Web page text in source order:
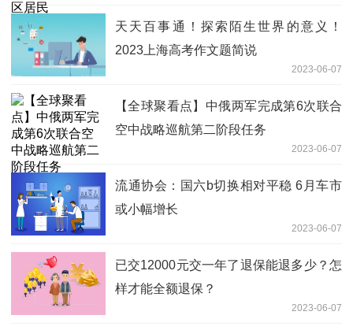
天天百事通！探索陌生世界的意义！
2023上海高考作文题简说
2023-06-07
【全球聚看点】中俄两军完成第6次联合
空中战略巡航第二阶段任务
2023-06-07
流通协会：国六b切换相对平稳 6月车市
或小幅增长
2023-06-07
已交12000元交一年了退保能退多少？怎
样才能全额退保？
2023-06-07